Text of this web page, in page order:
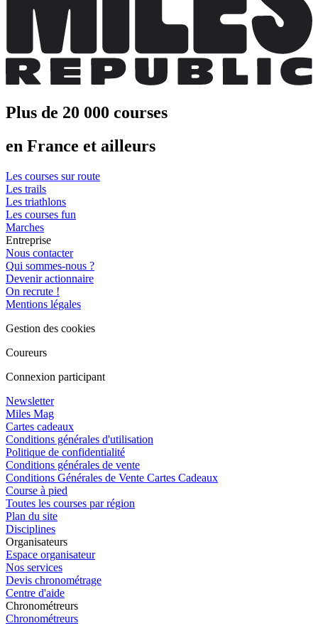
Plus de 20 000 courses
en France et ailleurs
Les courses sur route
Les trails
Les triathlons
Les courses fun
Marches
Entreprise
Nous contacter
Qui sommes-nous ?
Devenir actionnaire
On recrute !
Mentions légales
Gestion des cookies
Coureurs
Connexion participant
Newsletter
Miles Mag
Cartes cadeaux
Conditions générales d'utilisation
Politique de confidentialité
Conditions générales de vente
Conditions Générales de Vente Cartes Cadeaux
Course à pied
Toutes les courses par région
Plan du site
Disciplines
Organisateurs
Espace organisateur
Nos services
Devis chronométrage
Centre d'aide
Chronométreurs
Chronométreurs